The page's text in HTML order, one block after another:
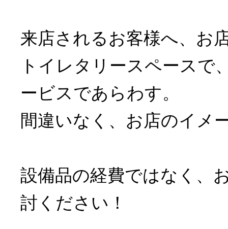
来店されるお客様へ、お
トイレタリースペースで
ービスであらわす。
間違いなく、お店のイメ
設備品の経費ではなく、
討ください！